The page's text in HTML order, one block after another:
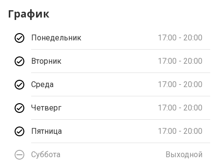
График
Понедельник 17:00 - 20:00
Вторник 17:00 - 20:00
Среда 17:00 - 20:00
Четверг 17:00 - 20:00
Пятница 17:00 - 20:00
Суббота Выходной